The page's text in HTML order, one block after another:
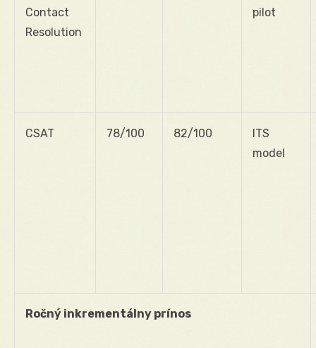
Contact
Resolution
pilot
CSAT 78/100 82/100
ITS
model
Ročný inkrementálny prínos